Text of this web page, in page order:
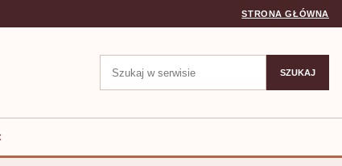
STRONA GŁÓWNA
Szukaj:
SZUKAJ